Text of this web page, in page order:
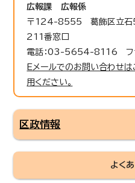
広報課
広報係
〒124-8555 葛飾区立
211番窓口
電話：03-5654-8116 フ
Eメールでのお問い合わせは
用ください。
区政情報
よく